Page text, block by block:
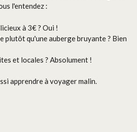
l'entendez :
à 3€ ? Oui !
plutôt qu'une auberge bruyante ? Bien
et locales ? Absolument !
apprendre à voyager malin.